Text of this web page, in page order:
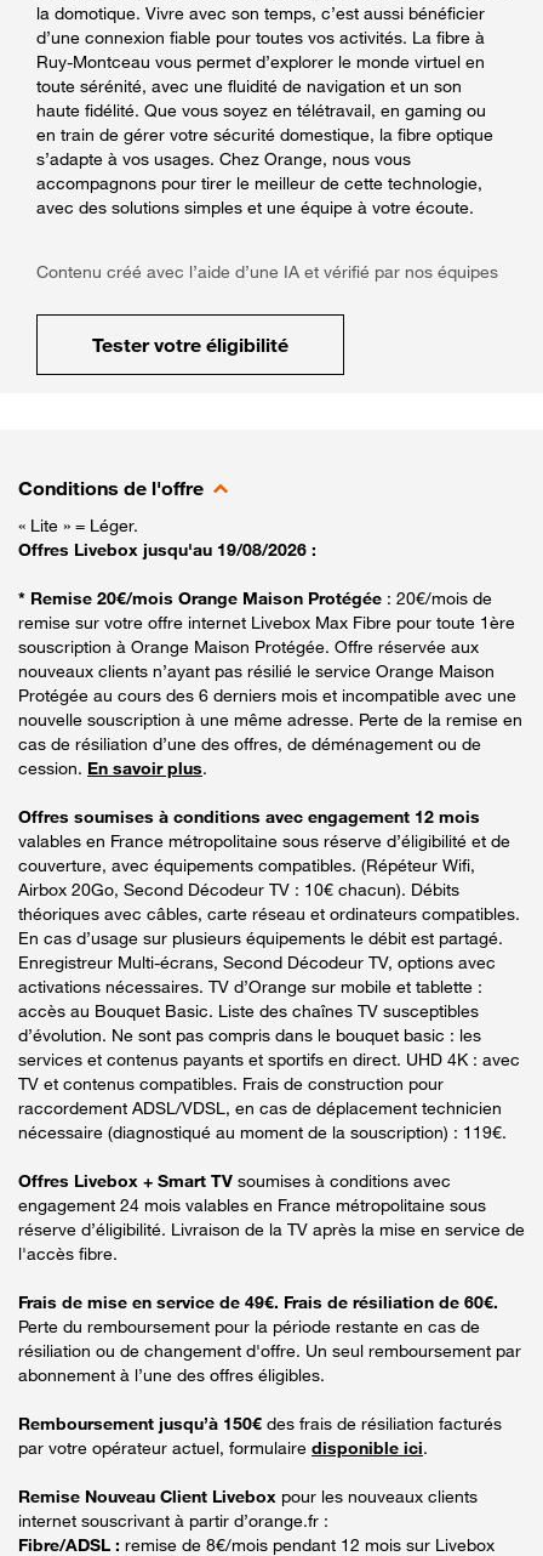
la domotique. Vivre avec son temps, c’est aussi bénéficier
d’une connexion fiable pour toutes vos activités. La fibre à
Ruy-Montceau vous permet d’explorer le monde virtuel en
toute sérénité, avec une fluidité de navigation et un son
haute fidélité. Que vous soyez en télétravail, en gaming ou
en train de gérer votre sécurité domestique, la fibre optique
s’adapte à vos usages. Chez Orange, nous vous
accompagnons pour tirer le meilleur de cette technologie,
avec des solutions simples et une équipe à votre écoute.
Contenu créé avec l’aide d’une IA et vérifié par nos équipes
Tester votre éligibilité
Conditions de l'offre
« Lite » = Léger.
Offres Livebox jusqu'au 19/08/2026 :
* Remise 20€/mois Orange Maison Protégée : 20€/mois de
remise sur votre offre internet Livebox Max Fibre pour toute 1ère
souscription à Orange Maison Protégée. Offre réservée aux
nouveaux clients n’ayant pas résilié le service Orange Maison
Protégée au cours des 6 derniers mois et incompatible avec une
nouvelle souscription à une même adresse. Perte de la remise en
cas de résiliation d’une des offres, de déménagement ou de
cession. En savoir plus.
Offres soumises à conditions avec engagement 12 mois
valables en France métropolitaine sous réserve d’éligibilité et de
couverture, avec équipements compatibles. (Répéteur Wifi,
Airbox 20Go, Second Décodeur TV : 10€ chacun). Débits
théoriques avec câbles, carte réseau et ordinateurs compatibles.
En cas d’usage sur plusieurs équipements le débit est partagé.
Enregistreur Multi-écrans, Second Décodeur TV, options avec
activations nécessaires. TV d’Orange sur mobile et tablette :
accès au Bouquet Basic. Liste des chaînes TV susceptibles
d’évolution. Ne sont pas compris dans le bouquet basic : les
services et contenus payants et sportifs en direct. UHD 4K : avec
TV et contenus compatibles. Frais de construction pour
raccordement ADSL/VDSL, en cas de déplacement technicien
nécessaire (diagnostiqué au moment de la souscription) : 119€.
Offres Livebox + Smart TV soumises à conditions avec
engagement 24 mois valables en France métropolitaine sous
réserve d’éligibilité. Livraison de la TV après la mise en service de
l'accès fibre.
Frais de mise en service de 49€. Frais de résiliation de 60€.
Perte du remboursement pour la période restante en cas de
résiliation ou de changement d'offre. Un seul remboursement par
abonnement à l’une des offres éligibles.
Remboursement jusqu’à 150€ des frais de résiliation facturés
par votre opérateur actuel, formulaire disponible ici.
Remise Nouveau Client Livebox pour les nouveaux clients
internet souscrivant à partir d’orange.fr :
Fibre/ADSL : remise de 8€/mois pendant 12 mois sur Livebox